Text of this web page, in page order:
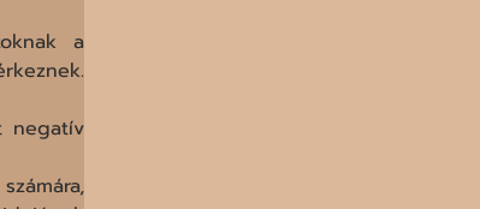
a
negatív